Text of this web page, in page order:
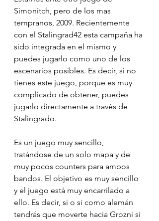
Simonitch, pero de los mas
tempranos, 2009. Recientemente
con el Stalingrad42 esta campaña ha
sido integrada en el mismo y
puedes jugarlo como uno de los
escenarios posibles. Es decir, si no
tienes este juego, porque es muy
complicado de obtener, puedes
jugarlo directamente a través de
Stalingrado.
Es un juego muy sencillo,
tratándose de un solo mapa y de
muy pocos counters para ambos
bandos. El objetivo es muy sencillo
y el juego está muy encarrilado a
ello. Es decir, si o si como alemán
tendrás que moverte hacia Grozni si